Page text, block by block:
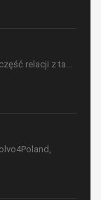
relacji z ta...